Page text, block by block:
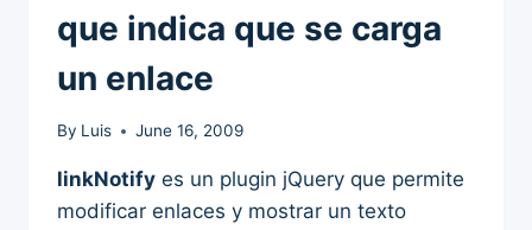
que indica que se carga
un enlace
By Luis June 16, 2009
linkNotify es un plugin jQuery que permite
modificar enlaces y mostrar un texto